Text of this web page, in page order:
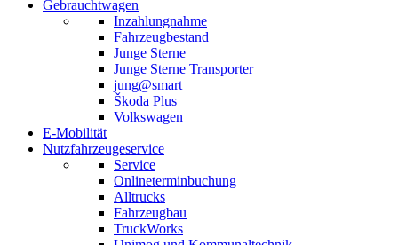
Gebrauchtwagen
Inzahlungnahme
Fahrzeugbestand
Junge Sterne
Junge Sterne Transporter
jung@smart
Škoda Plus
Volkswagen
E-Mobilität
Nutzfahrzeugeservice
Service
Onlineterminbuchung
Alltrucks
Fahrzeugbau
TruckWorks